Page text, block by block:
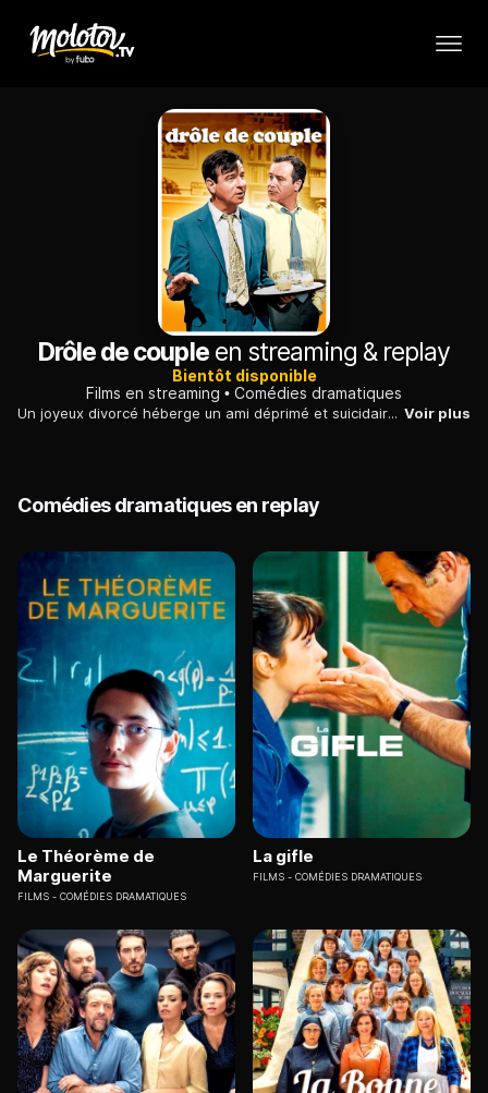
Drôle de coupleen streaming & replay
Bientôt disponible
Films en streaming
Comédies dramatiques
Un joyeux divorcé héberge un ami déprimé et suicidaire, qui se montre très vite insupportable et abuse de l'hospitalité qui lui est offerte... Voir plus
Comédies dramatiques en replay
Le Théorème de
Marguerite
FILMS COMÉDIES DRAMATIQUES
La gifle
FILMS COMÉDIES DRAMATIQUES